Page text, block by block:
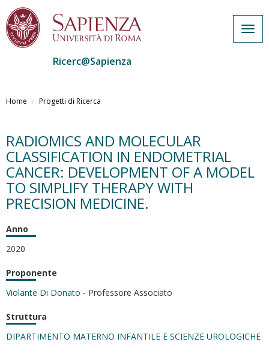
al
Ricerc@Sapienza
Home Progetti di Ricerca
RADIOMICS AND MOLECULAR
CLASSIFICATION IN ENDOMETRIAL
CANCER: DEVELOPMENT OF A MODEL
TO SIMPLIFY THERAPY WITH
PRECISION MEDICINE.
Anno
2020
Proponente
Violante Di Donato - Professore Associato
Struttura
DIPARTIMENTO MATERNO INFANTILE E SCIENZE UROLOGICHE